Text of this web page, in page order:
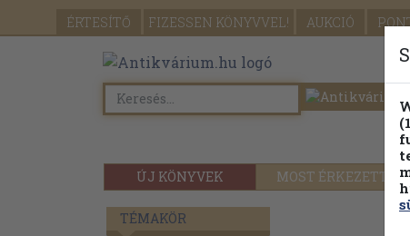
ÉRTESÍTŐ FIZESSEN KÖNYVVEL! AUKCIÓ
ÚJ KÖNYVEK MOST ÉRKEZETT
TÉMAKÖR